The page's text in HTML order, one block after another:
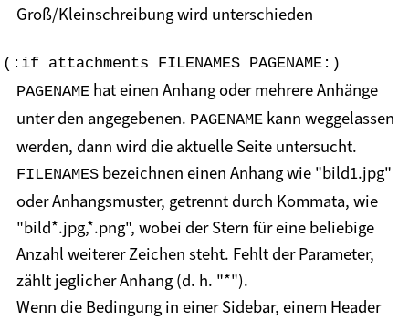
Groß/Kleinschreibung wird unterschieden
(:if attachments FILENAMES PAGENAME:)
PAGENAME hat einen Anhang oder mehrere Anhänge
unter den angegebenen. PAGENAME kann weggelassen
werden, dann wird die aktuelle Seite untersucht.
FILENAMES bezeichnen einen Anhang wie "bild1.jpg"
oder Anhangsmuster, getrennt durch Kommata, wie
"bild*.jpg,*.png", wobei der Stern für eine beliebige
Anzahl weiterer Zeichen steht. Fehlt der Parameter,
zählt jeglicher Anhang (d. h. "*").
Wenn die Bedingung in einer Sidebar, einem Header